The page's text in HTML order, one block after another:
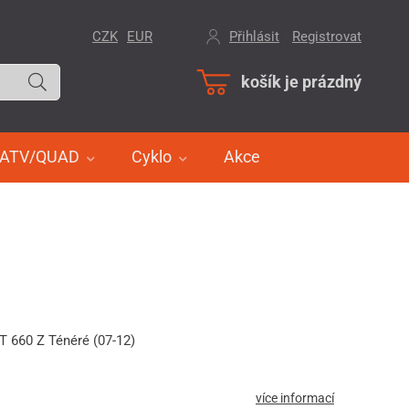
košík je prázdný
ATV/QUAD Cyklo Akce
CZK EUR Přihlásit Registrovat
660 Z Ténéré (07-12)
více informací